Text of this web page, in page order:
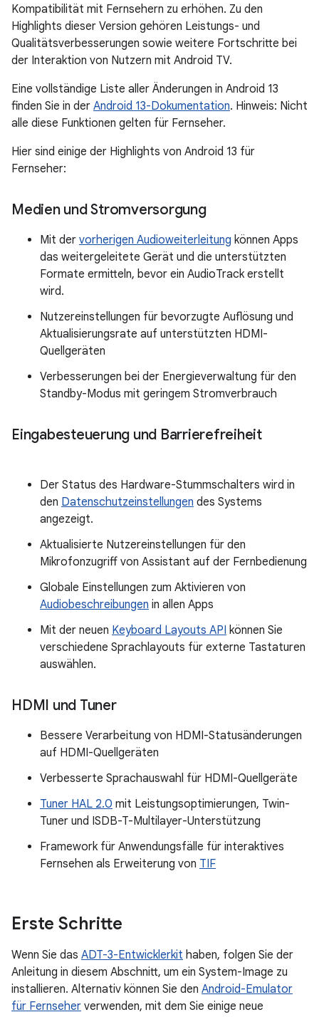
Kompatibilität mit Fernsehern zu erhöhen. Zu den
Highlights dieser Version gehören Leistungs- und
Qualitätsverbesserungen sowie weitere Fortschritte bei
der Interaktion von Nutzern mit Android TV.
Eine vollständige Liste aller Änderungen in Android 13
finden Sie in der Android 13-Dokumentation. Hinweis: Nicht
alle diese Funktionen gelten für Fernseher.
Hier sind einige der Highlights von Android 13 für
Fernseher:
Medien und Stromversorgung
Mit der vorherigen Audioweiterleitung können Apps
das weitergeleitete Gerät und die unterstützten
Formate ermitteln, bevor ein AudioTrack erstellt
wird.
Nutzereinstellungen für bevorzugte Auflösung und
Aktualisierungsrate auf unterstützten HDMI-
Quellgeräten
Verbesserungen bei der Energieverwaltung für den
Standby-Modus mit geringem Stromverbrauch
Eingabesteuerung und Barrierefreiheit
Der Status des Hardware-Stummschalters wird in
den Datenschutzeinstellungen des Systems
angezeigt.
Aktualisierte Nutzereinstellungen für den
Mikrofonzugriff von Assistant auf der Fernbedienung
Globale Einstellungen zum Aktivieren von
Audiobeschreibungen in allen Apps
Mit der neuen Keyboard Layouts API können Sie
verschiedene Sprachlayouts für externe Tastaturen
auswählen.
HDMI und Tuner
Bessere Verarbeitung von HDMI-Statusänderungen
auf HDMI-Quellgeräten
Verbesserte Sprachauswahl für HDMI-Quellgeräte
Tuner HAL 2.0 mit Leistungsoptimierungen, Twin-
Tuner und ISDB-T-Multilayer-Unterstützung
Framework für Anwendungsfälle für interaktives
Fernsehen als Erweiterung von TIF
Erste Schritte
Wenn Sie das ADT-3-Entwicklerkit haben, folgen Sie der
Anleitung in diesem Abschnitt, um ein System-Image zu
installieren. Alternativ können Sie den Android-Emulator
für Fernseher verwenden, mit dem Sie einige neue